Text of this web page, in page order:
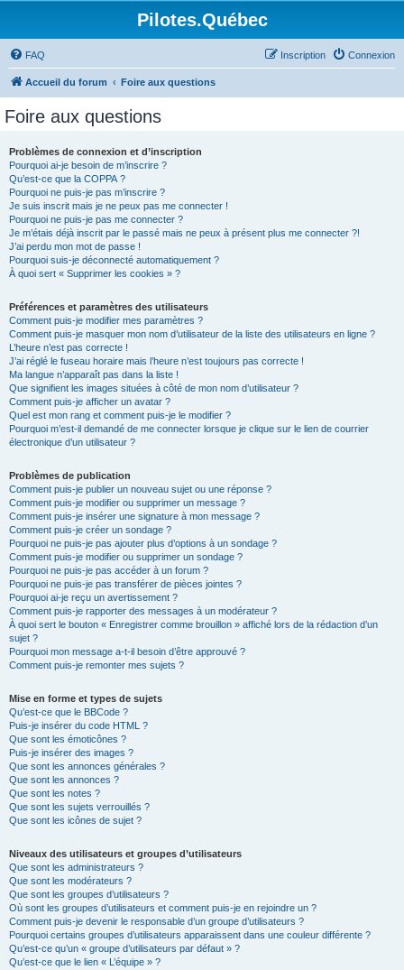
Pilotes.Québec
FAQ Connexion
Inscription
Accueil du forum Foire aux questions
Foire aux questions
Problèmes de connexion et d’inscription
Pourquoi ai-je besoin de m’inscrire ?
Qu’est-ce que la COPPA ?
Pourquoi ne puis-je pas m’inscrire ?
Je suis inscrit mais je ne peux pas me connecter !
Pourquoi ne puis-je pas me connecter ?
Je m’étais déjà inscrit par le passé mais ne peux à présent plus me connecter ?!
J’ai perdu mon mot de passe !
Pourquoi suis-je déconnecté automatiquement ?
À quoi sert « Supprimer les cookies » ?
Préférences et paramètres des utilisateurs
Comment puis-je modifier mes paramètres ?
Comment puis-je masquer mon nom d’utilisateur de la liste des utilisateurs en ligne ?
L’heure n’est pas correcte !
J’ai réglé le fuseau horaire mais l’heure n’est toujours pas correcte !
Ma langue n’apparaît pas dans la liste !
Que signifient les images situées à côté de mon nom d’utilisateur ?
Comment puis-je afficher un avatar ?
Quel est mon rang et comment puis-je le modifier ?
Pourquoi m’est-il demandé de me connecter lorsque je clique sur le lien de courrier
électronique d’un utilisateur ?
Problèmes de publication
Comment puis-je publier un nouveau sujet ou une réponse ?
Comment puis-je modifier ou supprimer un message ?
Comment puis-je insérer une signature à mon message ?
Comment puis-je créer un sondage ?
Pourquoi ne puis-je pas ajouter plus d’options à un sondage ?
Comment puis-je modifier ou supprimer un sondage ?
Pourquoi ne puis-je pas accéder à un forum ?
Pourquoi ne puis-je pas transférer de pièces jointes ?
Pourquoi ai-je reçu un avertissement ?
Comment puis-je rapporter des messages à un modérateur ?
À quoi sert le bouton « Enregistrer comme brouillon » affiché lors de la rédaction d’un
sujet ?
Pourquoi mon message a-t-il besoin d’être approuvé ?
Comment puis-je remonter mes sujets ?
Mise en forme et types de sujets
Qu’est-ce que le BBCode ?
Puis-je insérer du code HTML ?
Que sont les émoticônes ?
Puis-je insérer des images ?
Que sont les annonces générales ?
Que sont les annonces ?
Que sont les notes ?
Que sont les sujets verrouillés ?
Que sont les icônes de sujet ?
Niveaux des utilisateurs et groupes d’utilisateurs
Que sont les administrateurs ?
Que sont les modérateurs ?
Que sont les groupes d’utilisateurs ?
Où sont les groupes d’utilisateurs et comment puis-je en rejoindre un ?
Comment puis-je devenir le responsable d’un groupe d’utilisateurs ?
Pourquoi certains groupes d’utilisateurs apparaissent dans une couleur différente ?
Qu’est-ce qu’un « groupe d’utilisateurs par défaut » ?
Qu’est-ce que le lien « L’équipe » ?